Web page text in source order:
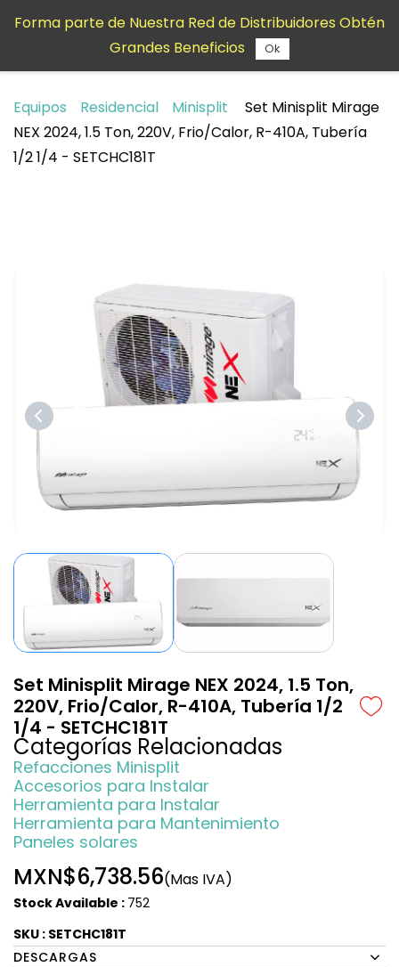
contenido
Equipos Residencial Minisplit
Set Minisplit Mirage
NEX 2024, 1.5 Ton, 220V, Frio/Calor, R-410A, Tubería
1/2 1/4 - SETCHC181T
Set Minisplit Mirage NEX 2024, 1.5 Ton,
220V, Frio/Calor, R-410A, Tubería 1/2
1/4 - SETCHC181T
Categorías Relacionadas
Refacciones Minisplit
Accesorios para Instalar
Herramienta para Instalar
Herramienta para Mantenimiento
Paneles solares
MXN$6,738.56(Mas IVA)
Stock Available : 752
SKU : SETCHC181T
DESCARGAS
Forma parte de Nuestra Red de Distribuidores Obtén
Grandes Beneficios
Ok